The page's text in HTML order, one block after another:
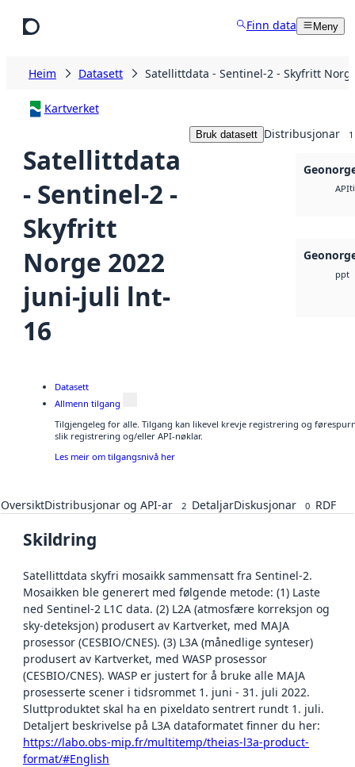
Finn data Meny
Heim Datasett Satellittdata - Sentinel-2 - Skyfritt
Kartverket
Satellittdata
- Sentinel-2 -
Skyfritt
Norge 2022
juni-juli lnt-
16
Bruk datasett Distribusjonar 1
API
ppt
Datasett
Allmenn tilgang
Tilgjengeleg for alle. Tilgang kan likevel krevje registrering og
slik registrering og/eller API-nøklar.
Les meir om tilgangsnivå her
OversiktDistribusjonar og API-ar 2 DetaljarDiskusjonar 0 RDF
Skildring
Satellittdata skyfri mosaikk sammensatt fra Sentinel-2.
Mosaikken ble generert med følgende metode: (1) Laste
ned Sentinel-2 L1C data. (2) L2A (atmosfære korreksjon og
sky-deteksjon) produsert av Kartverket, med MAJA
prosessor (CESBIO/CNES). (3) L3A (månedlige synteser)
produsert av Kartverket, med WASP prosessor
(CESBIO/CNES). WASP er justert for å bruke alle MAJA
prosesserte scener i tidsrommet 1. juni - 31. juli 2022.
Sluttproduktet skal ha en pixeldato sentrert rundt 1. juli.
Detaljert beskrivelse på L3A dataformatet finner du her:
https://labo.obs-mip.fr/multitemp/theias-l3a-product-
format/#English